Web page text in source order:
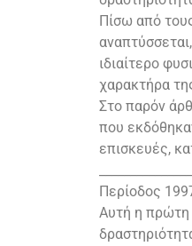
Πίσω από
ιδιαίτερο
χαρακτήρα
Στο παρόν
που
επισκευές,
Περίοδος
Αυτή η πρώτη